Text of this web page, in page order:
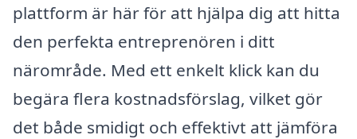
plattform är här för att hjälpa dig att hitta
den perfekta entreprenören i ditt
närområde. Med ett enkelt klick kan du
begära flera kostnadsförslag, vilket gör
det både smidigt och effektivt att jämföra